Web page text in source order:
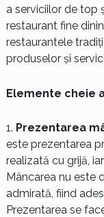
a serviciilor de top
restaurant fine
restaurantele
produselor și
Elemente cheie
Prezentarea
este prezentarea
realizată cu grijă,
Mâncarea nu este
admirată, fiind
Prezentarea se